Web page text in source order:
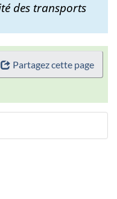
des transports
Partagez cette page